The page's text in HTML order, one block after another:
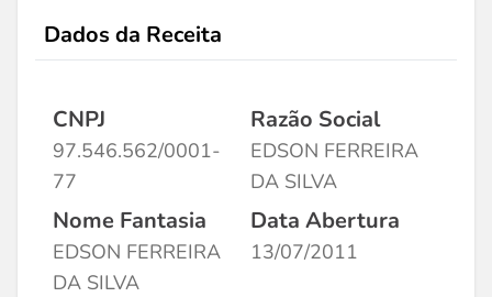
Dados da Receita
CNPJ
97.546.562/0001-
77
Razão Social
EDSON FERREIRA
DA SILVA
Nome Fantasia
EDSON FERREIRA
DA SILVA
Data Abertura
13/07/2011